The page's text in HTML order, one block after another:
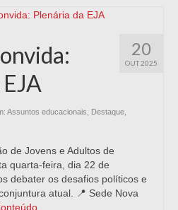
20
OUT 2025
Assuntos educacionais Destaque
de Jovens e Adultos de
quarta-feira, dia 22 de
debater os desafios políticos e
atual. 📍 Sede Nova